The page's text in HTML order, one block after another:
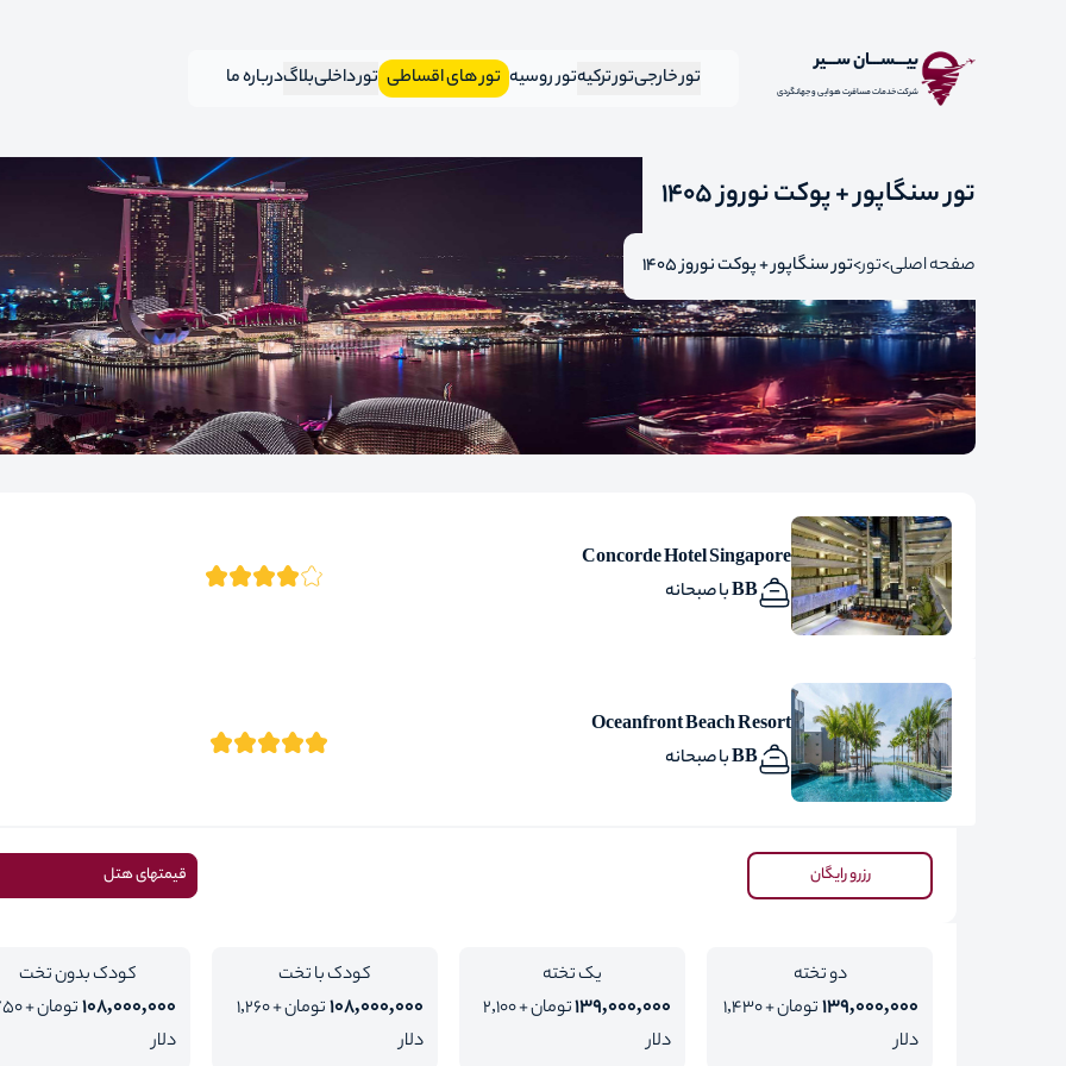
بیـــســـان ســـیر
شرکت خدمات مسافرت هوایی و جهانگردی تور خارجی تور ترکیهتور روسیه تور های اقساطی تور داخلیبلاگدرباره ما
تور سنگاپور + پوکت نوروز 1405
صفحه اصلی تور تور سنگاپور + پوکت نوروز 1405
Concorde Hotel Singapore
BB با صبحانه
Oceanfront Beach Resort
BB با صبحانه
رزرو رایگان قیمتهای هتل
دو تخته
139,000,000
تومان + 1,430
دلار
یک تخته
139,000,000
تومان + 2,100
دلار
کودک با تخت
108,000,000
تومان + 1,260
دلار
کودک بدون تخت
108,000,000
تومان
دلار